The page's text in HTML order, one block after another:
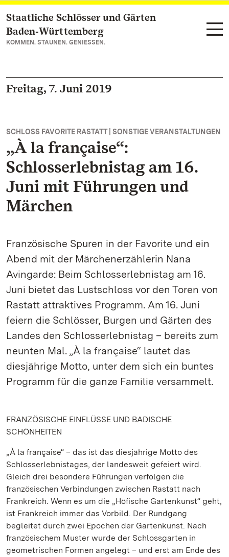
Zum Hauptinhalt springen
Staatliche Schlösser und Gärten
Baden‑Württemberg
KOMMEN. STAUNEN. GENIESSEN.
Freitag, 7. Juni 2019
SCHLOSS FAVORITE RASTATT | SONSTIGE VERANSTALTUNGEN
„À la française“:
Schlosserlebnistag am 16.
Juni mit Führungen und
Märchen
Französische Spuren in der Favorite und ein
Abend mit der Märchenerzählerin Nana
Avingarde: Beim Schlosserlebnistag am 16.
Juni bietet das Lustschloss vor den Toren von
Rastatt attraktives Programm. Am 16. Juni
feiern die Schlösser, Burgen und Gärten des
Landes den Schlosserlebnistag – bereits zum
neunten Mal. „À la française“ lautet das
diesjährige Motto, unter dem sich ein buntes
Programm für die ganze Familie versammelt.
FRANZÖSISCHE EINFLÜSSE UND BADISCHE
SCHÖNHEITEN
„À la française“ – das ist das diesjährige Motto des
Schlosserlebnistages, der landesweit gefeiert wird.
Gleich drei besondere Führungen verfolgen die
französischen Verbindungen zwischen Rastatt nach
Frankreich. Wenn es um die „Höfische Gartenkunst“ geht,
ist Frankreich immer das Vorbild. Der Rundgang
begleitet durch zwei Epochen der Gartenkunst. Nach
französischem Muster wurde der Schlossgarten in
geometrischen Formen angelegt – und erst am Ende des